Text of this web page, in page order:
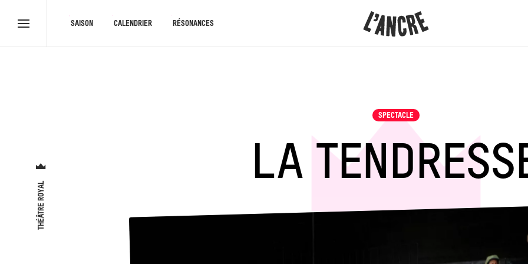
THÉÂTRE ROYAL
Menu
RACCOURCIS
SAISON CALENDRIER RÉSONANCES
LA
SPECTACLE